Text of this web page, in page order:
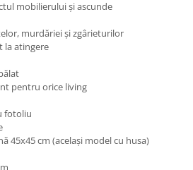
mobilierului și ascunde
murdăriei și zgârieturilor
la atingere
pentru orice living
fotoliu
45x45 cm (același model cu husa)